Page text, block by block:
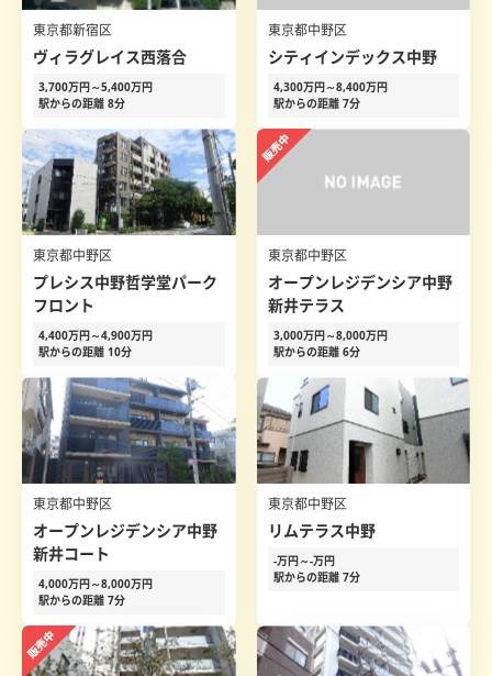
東京都新宿区
ヴィラグレイス西落合
3,700万円～5,400万円
駅からの距離 8分
東京都中野区
シティインデックス中野
4,300万円～8,400万円
駅からの距離 7分
東京都中野区
プレシス中野哲学堂パーク
フロント
4,400万円～4,900万円
駅からの距離 10分
東京都中野区
オープンレジデンシア中野
新井テラス
3,000万円～8,000万円
駅からの距離 6分
東京都中野区
オープンレジデンシア中野
新井コート
4,000万円～8,000万円
駅からの距離 7分
東京都中野区
リムテラス中野
-万円～-万円
駅からの距離 7分